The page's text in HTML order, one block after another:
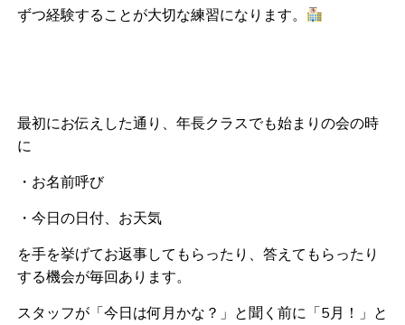
ずつ経験することが大切な練習になります。
最初にお伝えした通り、年長クラスでも始まりの会の時
に
・お名前呼び
・今日の日付、お天気
を手を挙げてお返事してもらったり、答えてもらったり
する機会が毎回あります。
スタッフが「今日は何月かな？」と聞く前に「5月！」と